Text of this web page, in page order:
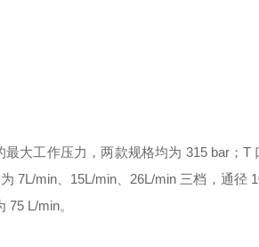
大工作压力，两款规格均为 315 bar；T
7L/min、15L/min、26L/min 三档，通径
L/min。